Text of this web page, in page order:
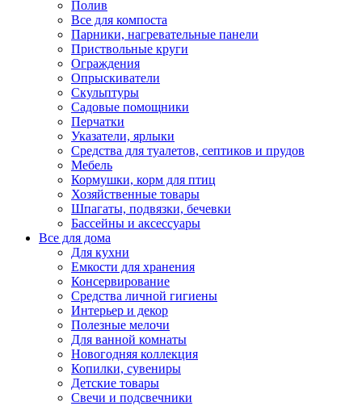
Полив
Все для компоста
Парники, нагревательные панели
Приствольные круги
Ограждения
Опрыскиватели
Скульптуры
Садовые помощники
Перчатки
Указатели, ярлыки
Средства для туалетов, септиков и прудов
Мебель
Кормушки, корм для птиц
Хозяйственные товары
Шпагаты, подвязки, бечевки
Бассейны и аксессуары
Все для дома
Для кухни
Емкости для хранения
Консервирование
Средства личной гигиены
Интерьер и декор
Полезные мелочи
Для ванной комнаты
Новогодняя коллекция
Копилки, сувениры
Детские товары
Свечи и подсвечники